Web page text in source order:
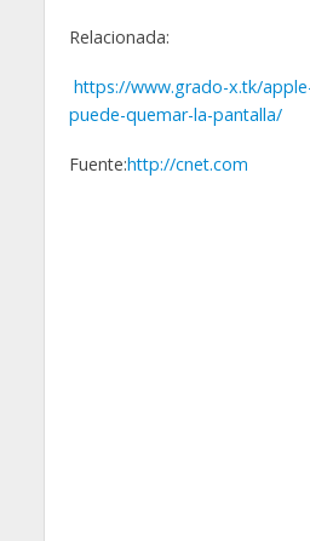
Relacionada:
https://www.grado-x.tk/
puede-quemar-la-pantalla/
Fuente:http://cnet.com